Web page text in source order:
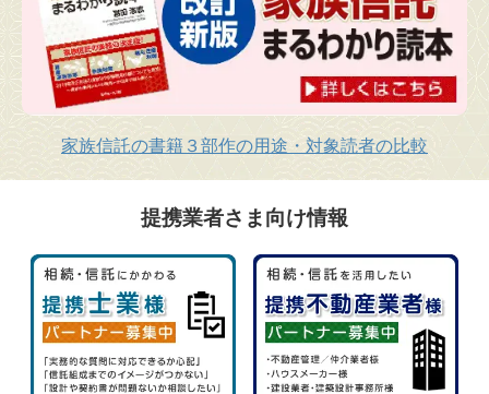
家族信託の書籍３部作の用途・対象読者の比較
提携業者さま向け情報